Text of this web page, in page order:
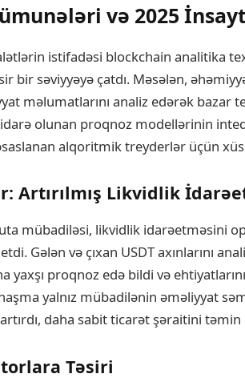
və 2025
istifadəsi blockchain analitika
bir səviyyəyə çatdı. Məsələn,
məlumatlarını analiz edərək bazar
olunan proqnoz modellərinin
alqoritmik treyderlər üçün
Artırılmış Likvidlik
mübadiləsi, likvidlik idarəetməsini
Gələn və çıxan USDT axınlarını
yaxşı proqnoz edə bildi və
yalnız mübadilənin əməliyyat
daha sabit ticarət şəraitini təmin
Təsiri